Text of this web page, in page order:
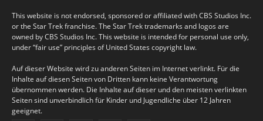
This website is not endorsed, sponsored or affiliated with CBS Studios Inc.
or the Star Trek franchise. The Star Trek trademarks and logos are
owned by CBS Studios Inc. This website is intended for personal use only,
under “fair use” principles of United States copyright law.
Auf dieser Website wird zu anderen Seiten im Internet verlinkt. Für die
Inhalte auf diesen Seiten von Dritten kann keine Verantwortung
übernommen werden. Die Inhalte auf dieser und den meisten verlinkten
Seiten sind unverbindlich für Kinder und Jugendliche über 12 Jahren
geeignet.